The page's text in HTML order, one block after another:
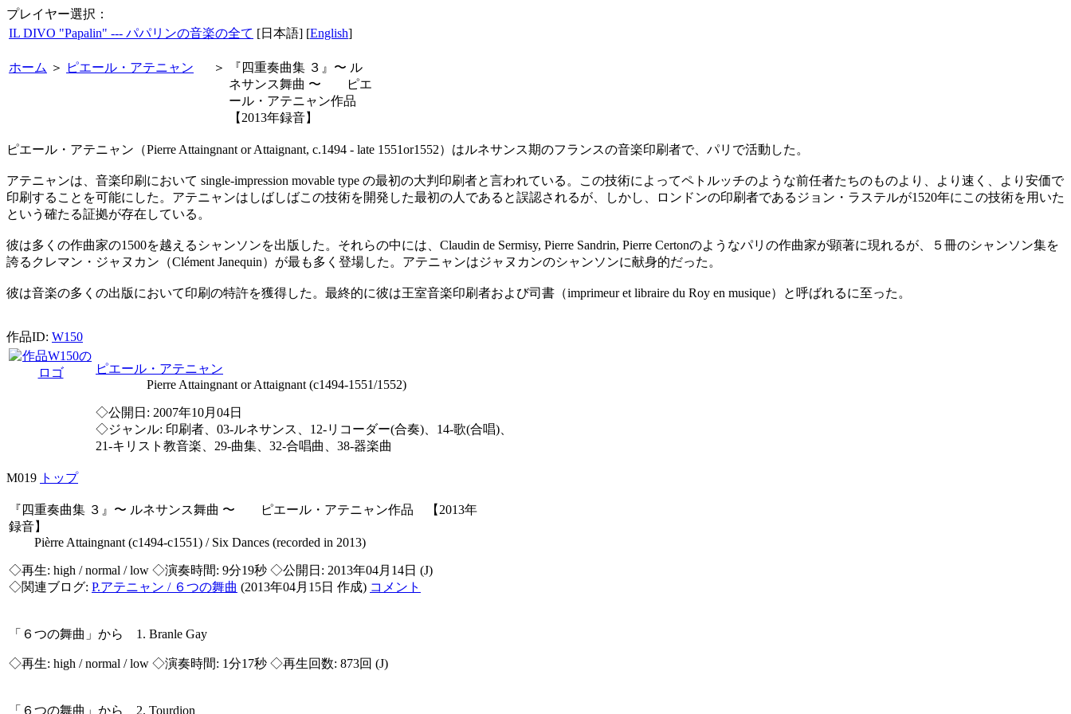
プレイヤー選択：
IL DIVO "Papalin" --- パパリンの音楽の全て [日本語] [English]
ホーム ＞ ピエール・アテニャン ＞
『四重奏曲集 ３』〜 ル
ネサンス舞曲 〜 ピエ
ール・アテニャン作品
【2013年録音】
ピエール・アテニャン（Pierre Attaingnant or Attaignant, c.1494 - late 1551or1552）はルネサンス期のフランスの音楽印刷者で、パリで活動した。
アテニャンは、音楽印刷において single-impression movable type の最初の大判印刷者と言われている。この技術によってペトルッチのような前任者たちのものより、より速く、より安価で
印刷することを可能にした。アテニャンはしばしばこの技術を開発した最初の人であると誤認されるが、しかし、ロンドンの印刷者であるジョン・ラステルが1520年にこの技術を用いた
という確たる証拠が存在している。
彼は多くの作曲家の1500を越えるシャンソンを出版した。それらの中には、Claudin de Sermisy, Pierre Sandrin, Pierre Certonのようなパリの作曲家が顕著に現れるが、５冊のシャンソン集を
誇るクレマン・ジャヌカン（Clément Janequin）が最も多く登場した。アテニャンはジャヌカンのシャンソンに献身的だった。
彼は音楽の多くの出版において印刷の特許を獲得した。最終的に彼は王室音楽印刷者および司書（imprimeur et libraire du Roy en musique）と呼ばれるに至った。
作品ID: W150
ピエール・アテニャン
Pierre Attaingnant or Attaignant (c1494-1551/1552)
◇公開日: 2007年10月04日
◇ジャンル: 印刷者、03-ルネサンス、12-リコーダー(合奏)、14-歌(合唱)、
21-キリスト教音楽、29-曲集、32-合唱曲、38-器楽曲
M019 トップ
『四重奏曲集 ３』〜 ルネサンス舞曲 〜 ピエール・アテニャン作品 【2013年
録音】
Pièrre Attaingnant (c1494-c1551) / Six Dances (recorded in 2013)
◇再生: high / normal / low ◇演奏時間: 9分19秒 ◇公開日: 2013年04月14日 (J)
◇関連ブログ: P.アテニャン / ６つの舞曲 (2013年04月15日 作成) コメント
「６つの舞曲」から 1. Branle Gay
◇再生: high / normal / low ◇演奏時間: 1分17秒 ◇再生回数: 873回 (J)
「６つの舞曲」から 2. Tourdion